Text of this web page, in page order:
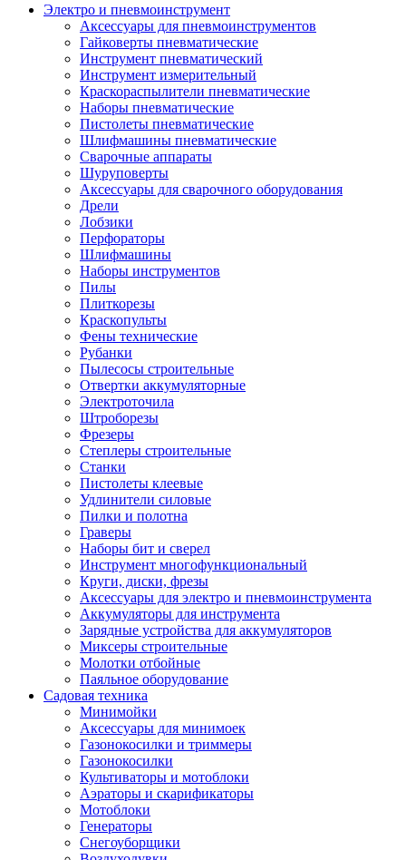
Инструмент ручной
Лопаты
Садово-посадочные инструменты
Садовые ножницы
Садовые пилы и ножи
Секаторы и сучкорезы
Топоры
Баллоны газовые
Мангалы и коптильни
Мебель для сада
Ножницы по металлу
Тележки садовые
Автомобильная техника
Автозвук
Автомагнитолы
Колонки
Усилители
Модуляторы fm
Аксессуары
Электроника
Видеорегистраторы
Радар-детекторы
Парковочные радары
Навигаторы и аксессуары
Навигаторы
Камеры заднего вида
Автомобильные антенны
Сигнализации автомобильные
Телевизоры и мониторы автомобильные
Аксессуары
Автолампы
Автомобильные провода, кабели,
Автомобильный инструмент
Автохимия
Аккумуляторы, зарядные устройства,
Домкраты
Компрессоры и манометры
Разветвители и адаптеры прикуривателя
Термохолодильники
Шумоизоляция
Щетки стеклоочистителей
Прочие аксессуары для автомобилей
Велосипеды и самокаты
Электротранспорт
Радиоуправляемые модели
Аксессуары для велосипедов
Электро и пневмоинструмент
Аксессуары для пневмоинструментов
Гайковерты пневматические
Инструмент пневматический
Инструмент измерительный
Краскораспылители пневматические
Наборы пневматические
Пистолеты пневматические
Шлифмашины пневматические
Сварочные аппараты
Шуруповерты
Аксессуары для сварочного оборудования
Дрели
Лобзики
Перфораторы
Шлифмашины
Наборы инструментов
Пилы
Плиткорезы
Краскопульты
Фены технические
Рубанки
Пылесосы строительные
Отвертки аккумуляторные
Электроточила
Штроборезы
Фрезеры
Степлеры строительные
Станки
Пистолеты клеевые
Удлинители силовые
Пилки и полотна
Граверы
Наборы бит и сверел
Инструмент многофункциональный
Круги, диски, фрезы
Аксессуары для электро и пневмоинструмента
Аккумуляторы для инструмента
Зарядные устройства для аккумуляторов
Миксеры строительные
Молотки отбойные
Паяльное оборудование
Садовая техника
Минимойки
Аксессуары для минимоек
Газонокосилки и триммеры
Газонокосилки
Культиваторы и мотоблоки
Аэраторы и скарификаторы
Мотоблоки
Генераторы
Снегоуборщики